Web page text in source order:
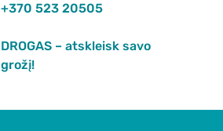
+370 523 20505
DROGAS – atskleisk savo
grožį!